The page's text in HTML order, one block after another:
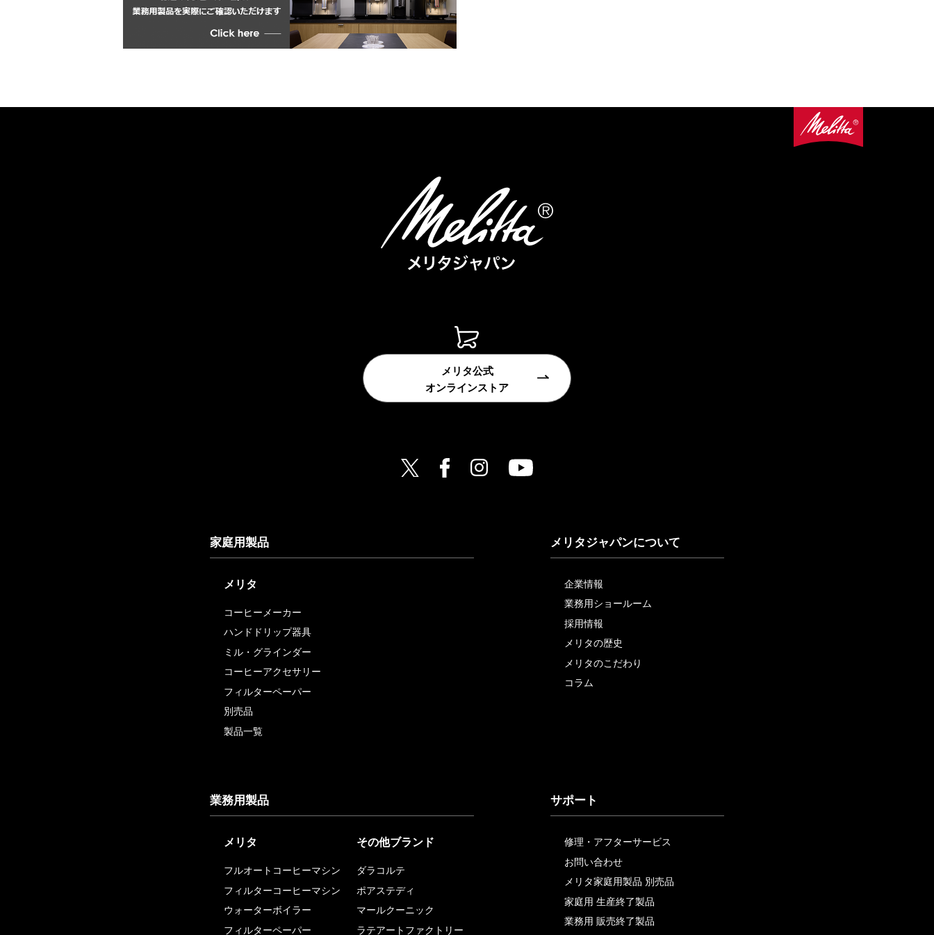
メリタ公式
オンラインストア
家庭用製品
メリタ
コーヒーメーカー
ハンドドリップ器具
ミル・グラインダー
コーヒーアクセサリー
フィルターペーパー
別売品
製品一覧
業務用製品
メリタ
フルオートコーヒーマシン
フィルターコーヒーマシン
ウォーターボイラー
フィルターペーパー
その他ブランド
ダラコルテ
ポアステディ
マールクーニック
ラテアートファクトリー
メリタジャパンについて
企業情報
業務用ショールーム
採用情報
メリタの歴史
メリタのこだわり
コラム
サポート
修理・アフターサービス
お問い合わせ
メリタ家庭用製品 別売品
家庭用 生産終了製品
業務用 販売終了製品